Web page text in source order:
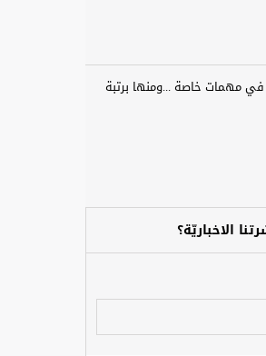
في مهمات خاصة ...ومنها برتبة
الاخباريّة؟